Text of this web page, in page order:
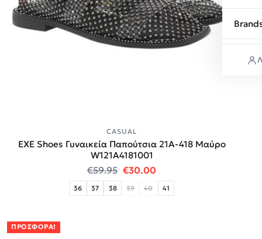
CASUAL
EXE Shoes Γυναικεία Παπούτσια 21A-418 Μαύρο
W121A4181001
€59.95 Original price was: €59.95.
€30.00Η τρέχουσα τιμή
36 37 38 39 40 41
ΠΡΟΣΦΟΡΆ!